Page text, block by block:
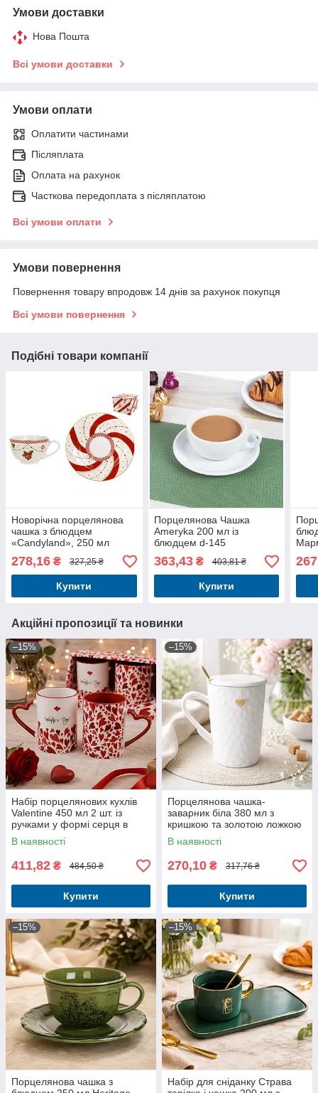
Умови доставки
Нова Пошта
Всі умови доставки
Умови оплати
Оплатити частинами
Післяплата
Оплата на рахунок
Часткова передоплата з післяплатою
Всі умови оплати
Умови повернення
Повернення товару впродовж 14 днів за рахунок покупця
Всі умови повернення
Подібні товари компанії
Новорічна порцелянова
чашка з блюдцем
«Candyland», 250 мл
278,16 ₴ 327,25 ₴
Купити
Порцелянова Чашка
Ameryka 200 мл із
блюдцем d-145
363,43₴ 403,81 ₴
Купити
Акційні пропозиції та новинки
–15%
Набір порцелянових кухлів
Valentine 450 мл 2 шт. із
ручками у формі серця в
подарунковому пакованні
В наявності
411,82 ₴ 484,50 ₴
Купити
–15%
Порцелянова чашка-
заварник біла 380 мл з
кришкою та золотою ложкою
В наявності
270,10 ₴ 317,76 ₴
Купити
–15%
Порцелянова чашка з
–15%
Набір для сніданку Страва